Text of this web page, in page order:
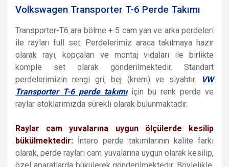
Volkswagen Transporter T-6 Perde Takımı
Transporter-T6 ara bölme + 5 cam yan ve arka perdeleri
ile rayları full set. Perdelerimiz araca takılmaya hazır
olarak rayı, kopçaları ve montaj vidaları ile birlikte
komple set olarak gönderilmektedir. Standart
perdelerimizin rengi gri, bej (krem) ve siyahtır.
VW
Transporter T-6 perde takımıiçin bu renk perde ve
raylar stoklarımızda sürekli olarak bulunmaktadır.
Raylar cam yuvalarına uygun ölçülerde kesilip
bükülmektedir: İntero perde takımlarının kalite farkı
olarak, perde rayları cam yuvalarına uygun olarak kesilip,